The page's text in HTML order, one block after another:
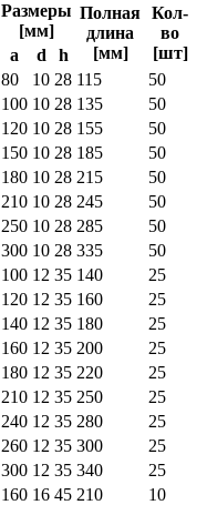
Размеры
[мм]
Полная
длина
[мм]
Кол-
во
[шт]
а d
h
80 10 28 115
50
100 10 28 135
50
120 10 28 155
50
150 10 28 185
50
180 10 28 215
50
210 10 28 245
50
250 10 28 285
50
300 10 28 335
50
100 12 35 140
25
120 12 35 160
25
140 12 35 180
25
160 12 35 200
25
180 12 35 220
25
210 12 35 250
25
240 12 35 280
25
260 12 35 300
25
300 12 35 340
25
160 16 45 210
10